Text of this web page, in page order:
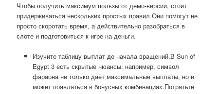
Чтобы получить максимум пользы от демо-версии, стоит
придерживаться нескольких простых правил.Они помогут не
просто скоротать время, а действительно разобраться в
слоте и подготовиться к игре на деньги.
Изучите таблицу выплат до начала вращений.В Sun of
Egypt 3 есть скрытые нюансы: например, символ
фараона не только даёт максимальные выплаты, но и
может появляться в бонусных комбинациях.Потратьте